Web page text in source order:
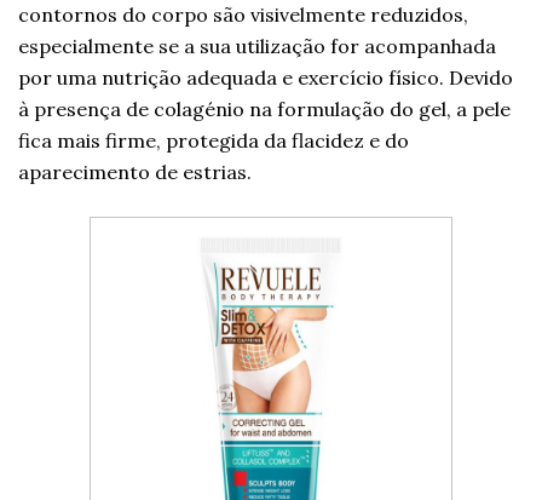
contornos do corpo são visivelmente reduzidos,
especialmente se a sua utilização for acompanhada
por uma nutrição adequada e exercício físico. Devido
à presença de colagénio na formulação do gel, a pele
fica mais firme, protegida da flacidez e do
aparecimento de estrias.